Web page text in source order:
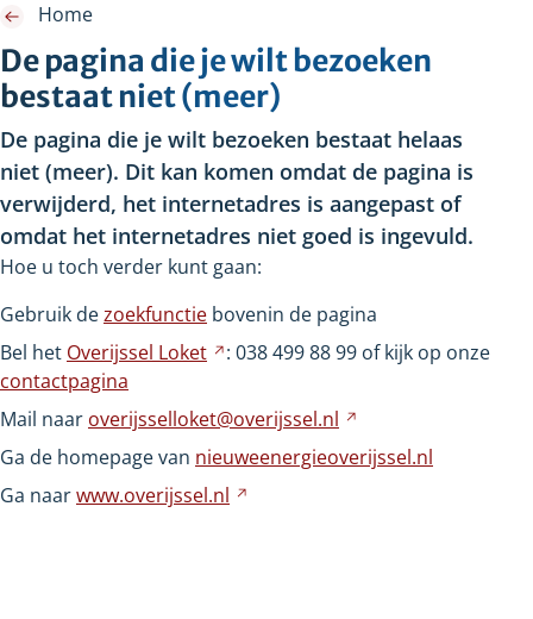
De pagina die je wilt bezoeken
bestaat niet (meer)
Home
De pagina die je wilt bezoeken bestaat helaas
niet (meer). Dit kan komen omdat de pagina is
verwijderd, het internetadres is aangepast of
omdat het internetadres niet goed is ingevuld.
Hoe u toch verder kunt gaan:
Gebruik dezoekfunctie bovenin de pagina
Bel het Overijssel Loket
Verwijst
een
andere
website
: 0384998899 of kijk op onze
contactpagina
Mail naar overijsselloket@overijssel.nl
naar
een
Ga de homepage van nieuweenergieoverijssel.nl
Ga naarwww.overijssel.nl